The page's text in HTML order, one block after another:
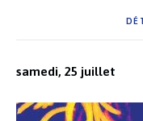
samedi, 25 juillet